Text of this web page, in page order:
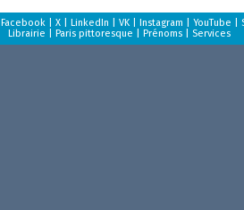
Facebook| X| LinkedIn VK| Instagram YouTube
Librairie
Paris pittoresque Prénoms| Services